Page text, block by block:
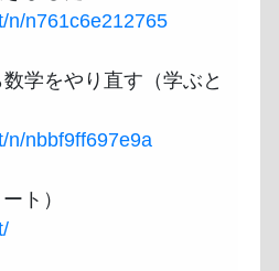
n/n761c6e212765
学をやり直す（学ぶと
n/nbbf9ff697e9a